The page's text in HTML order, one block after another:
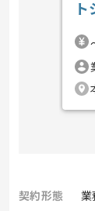
契約形態
業